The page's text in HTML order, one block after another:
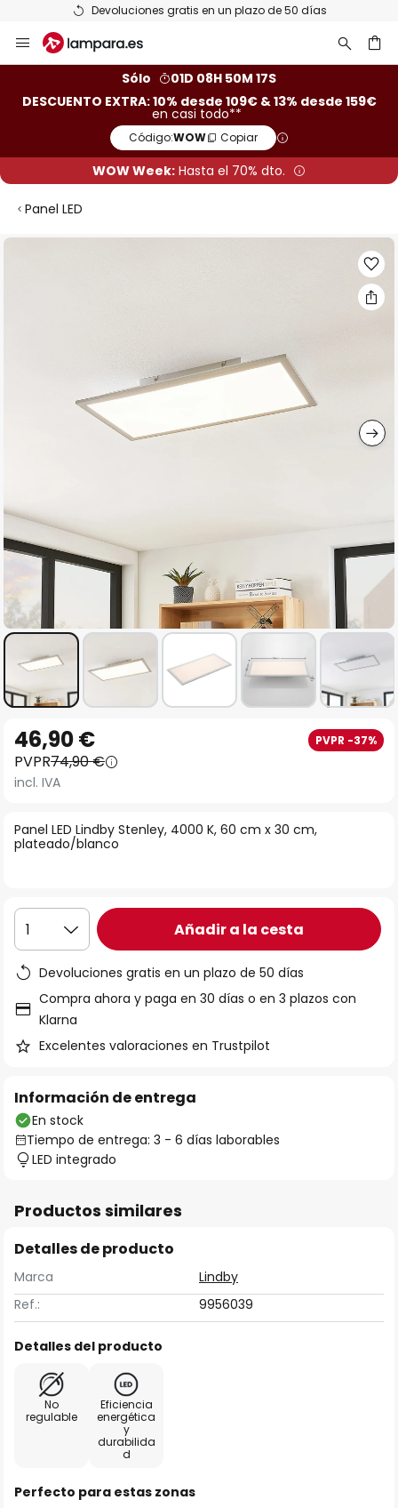
Devoluciones gratis en un plazo de 50 días
al
Sólo
01D 08H 50M 16S
DESCUENTO EXTRA: 10% desde 109€ & 13% desde 159€
en casi todo**
Código:WOW Copiar
WOW Week: Hasta el 70% dto.
Panel LED
Saltar
comienzo
de
galería
de
Panel LED Lindby Stenley, 4000 K, 60 cm x 30 cm,
plateado/blanco
46,90 € PVPR -37%
PVPR74,90 €
incl. IVA
1 Añadir a la cesta
Devoluciones gratis en un plazo de 50 días
Compra ahora y paga en 30 días o en 3 plazos con
Klarna
Excelentes valoraciones en Trustpilot
Información de entrega
En stock
Tiempo de entrega: 3 - 6 días laborables
LED integrado
Productos similares
Detalles de producto
Marca
Lindby
Ref.:
9956039
Detalles del producto
No
regulable
Eficiencia
energética
y
durabilida
d
Perfecto para estas zonas